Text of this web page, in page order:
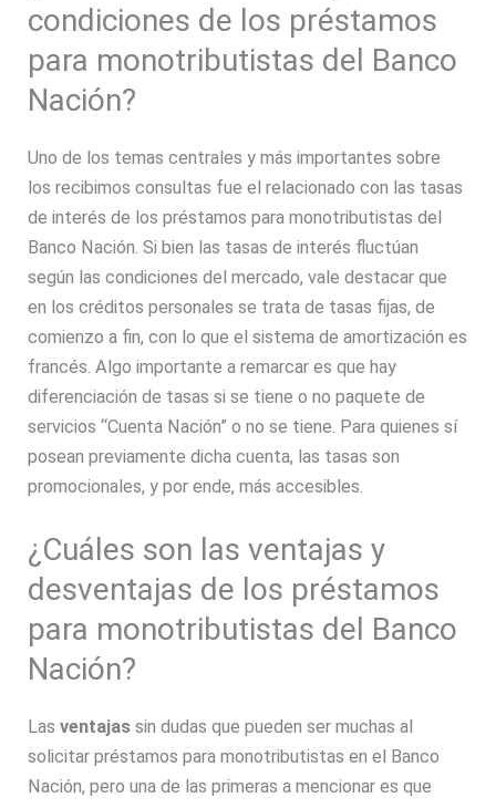
condiciones de los préstamos
para monotributistas del Banco
Nación?
Uno de los temas centrales y más importantes sobre
los recibimos consultas fue el relacionado con las tasas
de interés de los préstamos para monotributistas del
Banco Nación. Si bien las tasas de interés fluctúan
según las condiciones del mercado, vale destacar que
en los créditos personales se trata de tasas fijas, de
comienzo a fin, con lo que el sistema de amortización es
francés. Algo importante a remarcar es que hay
diferenciación de tasas si se tiene o no paquete de
servicios “Cuenta Nación” o no se tiene. Para quienes sí
posean previamente dicha cuenta, las tasas son
promocionales, y por ende, más accesibles.
¿Cuáles son las ventajas y
desventajas de los préstamos
para monotributistas del Banco
Nación?
Lasventajas sin dudas que pueden ser muchas al
solicitar préstamos para monotributistas en el Banco
Nación, pero una de las primeras a mencionar es que